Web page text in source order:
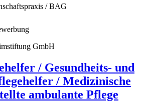
/ BAG
GmbH
/ Gesundheits- und
/ Medizinische
ambulante Pflege